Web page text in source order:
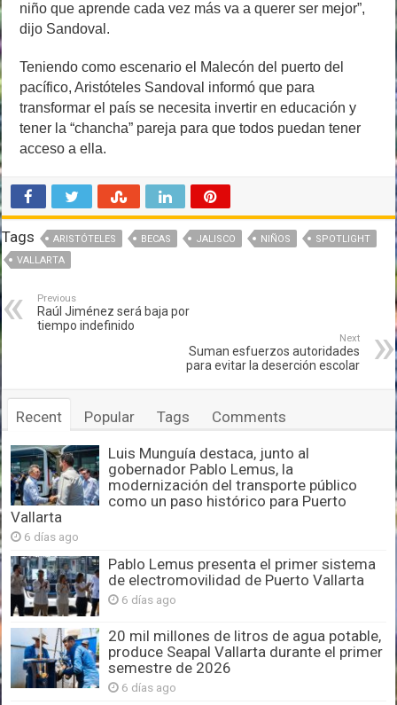
niño que aprende cada vez más va a querer ser mejor”,
dijo Sandoval.
Teniendo como escenario el Malecón del puerto del
pacífico, Aristóteles Sandoval informó que para
transformar el país se necesita invertir en educación y
tener la “chancha” pareja para que todos puedan tener
acceso a ella.
Tags ARISTÓTELES BECAS JALISCO NIÑOS
SPOTLIGHT
VALLARTA
Previous
Raúl Jiménez será baja por
tiempo indefinido
Next
Suman esfuerzos autoridades
para evitar la deserción escolar
Recent Popular Tags Comments
Luis Munguía destaca, junto al
gobernador Pablo Lemus, la
modernización del transporte público
como un paso histórico para Puerto
Vallarta
6 días ago
Pablo Lemus presenta el primer sistema
de electromovilidad de Puerto Vallarta
6 días ago
20 mil millones de litros de agua potable,
produce Seapal Vallarta durante el primer
semestre de 2026
6 días ago